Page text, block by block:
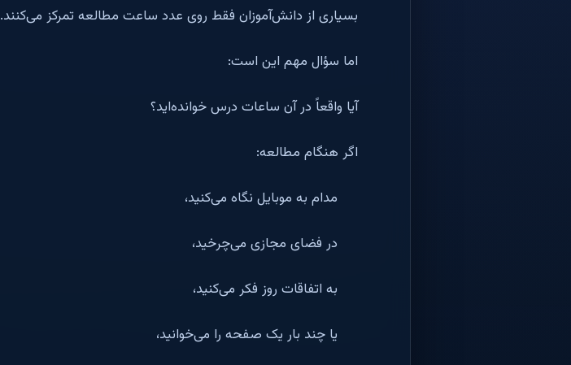
بسیاری از دانش‌آموزان فقط روی عدد ساعت مطالعه تمرکز می‌کنند.
اما سؤال مهم این است:
آیا واقعاً در آن ساعات درس خوانده‌اید؟
اگر هنگام مطالعه:
مدام به موبایل نگاه می‌کنید،
در فضای مجازی می‌چرخید،
به اتفاقات روز فکر می‌کنید،
یا چند بار یک صفحه را می‌خوانید،